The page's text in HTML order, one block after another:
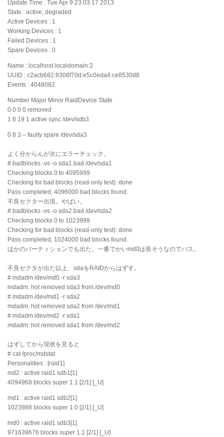
Update Time : Tue Apr 9 23:03:17 2013
State : active, degraded
Active Devices : 1
Working Devices : 1
Failed Devices : 1
Spare Devices : 0
Name : localhost.localdomain:2
UUID : c2acb682:8308f70d:e5c0eda4:ce8530d8
Events : 4048082
Number Major Minor RaidDevice State
0 0 0 0 removed
1 8 19 1 active sync /dev/sdb3
0 8 3 – faulty spare /dev/sda3
よく分からんが次にエラーチェック。
# badblocks -vs -o sda1.bad /dev/sda1
Checking blocks 0 to 4095999
Checking for bad blocks (read-only test): done
Pass completed, 4096000 bad blocks found.
不良セクター出現。やばい。
# badblocks -vs -o sda2.bad /dev/sda2
Checking blocks 0 to 1023999
Checking for bad blocks (read-only test): done
Pass completed, 1024000 bad blocks found.
ほかのパーティションでも出た。一番でかいmd0は長そうなのでパス。
不良セクタが出た以上、sdaをRAIDからはずす。
# mdadm /dev/md0 -r sda3
mdadm: hot removed sda3 from /dev/md0
# mdadm /dev/md1 -r sda2
mdadm: hot removed sda2 from /dev/md1
# mdadm /dev/md2 -r sda1
mdadm: hot removed sda1 from /dev/md2
はずしてから現状を見ると
# cat /proc/mdstat
Personalities : [raid1]
md2 : active raid1 sdb1[1]
4094968 blocks super 1.1 [2/1] [_U]
md1 : active raid1 sdb2[1]
1023988 blocks super 1.0 [2/1] [_U]
md0 : active raid1 sdb3[1]
971639676 blocks super 1.1 [2/1] [_U]